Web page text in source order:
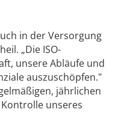
in der Versorgung
„Die ISO-
unsere Abläufe und
auszuschöpfen."
jährlichen
unseres